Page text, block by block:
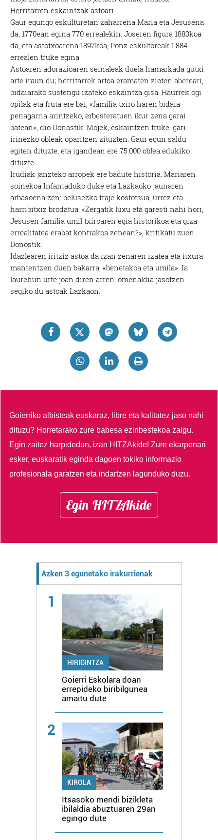
Herritarren eskaintzak astoari
Gaur egungo eskulturetan zaharrena Maria eta Jesusena
da, 1770ean egina 770 errealekin. Joseren figura 1883koa
da, eta astotxoarena 1897koa, Ponz eskultoreak 1.884
errealen truke egina.
Astoaren adorazioaren seinaleak duela hamarkada gutxi
arte iraun du; herritarrek artoa eramaten zioten abereari,
bidaiarako sustengu izateko eskaintza gisa. Haurrek ogi
opilak eta fruta ere bai, «familia txiro haren bidaia
penagarria arintzeko, erbesteratuen ikur zena garai
batean», dio Donostik. Mojek, eskaintzen truke, gari
irinezko obleak oparitzen zituzten. Gaur egun saldu
egiten dituzte, eta igandean ere 75.000 oblea edukiko
dituzte.
Irudiak janzteko arropek ere badute historia. Mariaren
soinekoa Infantaduko duke eta Lazkaoko jaunaren
arbasoena zen: belusezko traje kostotsua, urrez eta
harribitxiz brodatua. «Zergatik luxu eta garesti nahi hori,
Jesusen familia umil txiroaren egia historikoa eta giza
errealitatea erabat kontrakoa zenean?», kritikatu zuen
Donostik.
Idazlearen iritziz astoa da izan zenaren izatea eta itxura
mantentzen duen bakarra, «benetakoa eta umila». Ia
laurehun urte joan diren arren, omenaldia jasotzen
segiko du astoak Lazkaon.
Goierriko albisteak euskaraz, libre eta kalitatez jaso nahi
dituzu? Horretarako zure babesa ezinbestekoa zaigu.
Egin zaitez harpidedun, izan HITZAkide!Zure ekarpenari
esker, euskaratik eginda dagoen tokiko informazio
profesionala garatzen eta indartzen lagunduko duzu.
Egin HITZAkide
Azken 3 egunetako irakurrienak
1
HIRIGINTZA
Goierri Eskolara doan
errepideko biribilgunea
amaitu dute
2
KIROLA
Itsasoko mendi bizikleta
ibilaldia abuztuaren 29an
egingo dute